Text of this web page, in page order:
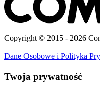
Copyright © 2015 - 2026
Dane Osobowe i Polityka
Twoja prywatność